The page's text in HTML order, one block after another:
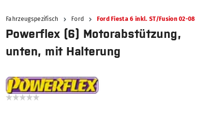
Fahrzeugspezifisch Ford Ford Fiesta 6 inkl. ST/Fusion 02-08
Powerflex (6) Motorabstützung,
unten, mit Halterung